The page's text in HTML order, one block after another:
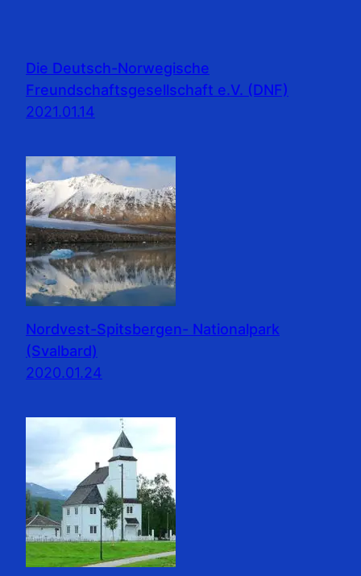
Die Deutsch-Norwegische
Freundschaftsgesellschaft e.V. (DNF)
2021.01.14
Nordvest-Spitsbergen- Nationalpark
(Svalbard)
2020.01.24